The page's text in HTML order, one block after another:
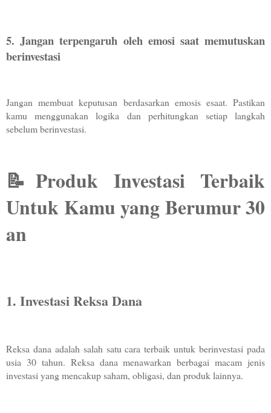
5. Jangan terpengaruh oleh emosi saat memutuskan
berinvestasi
Jangan membuat keputusan berdasarkan emosis esaat. Pastikan
kamu menggunakan logika dan perhitungkan setiap langkah
sebelum berinvestasi.
📝Produk Investasi Terbaik
Untuk Kamu yang Berumur 30
an
1. Investasi Reksa Dana
Reksa dana adalah salah satu cara terbaik untuk berinvestasi pada
usia 30 tahun. Reksa dana menawarkan berbagai macam jenis
investasi yang mencakup saham, obligasi, dan produk lainnya.